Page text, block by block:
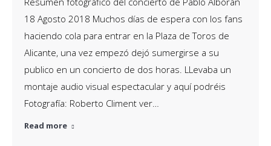
18 Agosto 2018 Muchos días de espera con los fans
haciendo cola para entrar en la Plaza de Toros de
Alicante, una vez empezó dejó sumergirse a su
publico en un concierto de dos horas. LLevaba un
montaje audio visual espectacular y aquí podréis
Fotografía: Roberto Climent ver…
Read more